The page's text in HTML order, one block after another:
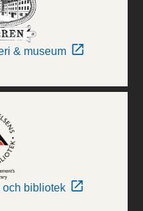
& museum
och bibliotek